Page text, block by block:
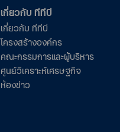
เกี่ยวกับ ทีทีบี
เกี่ยวกับ ทีทีบี
โครงสร้างองค์กร
คณะกรรมการและผู้บริหาร
ศูนย์วิเคราะห์เศรษฐกิจ
ห้องข่าว